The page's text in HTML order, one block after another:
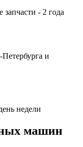
- 2 года
и
недели
машин